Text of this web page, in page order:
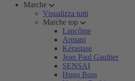
Marche
Visualizza tutti
Marche top
Lancôme
Armani
Kérastase
Jean Paul Gaultier
SENSAI
Hugo Boss